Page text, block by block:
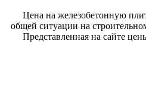
Цена на железобетонную
общей ситуации на
Представленная на сайте